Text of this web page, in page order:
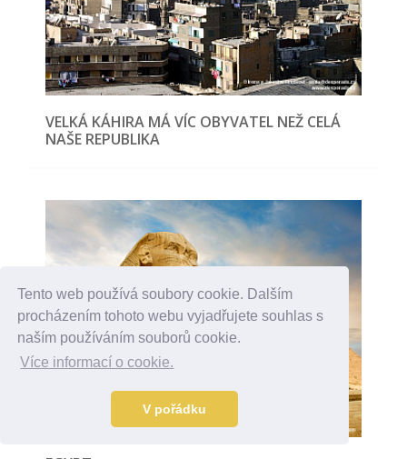
Tento web používá soubory cookie. Dalším
procházením tohoto webu vyjadřujete souhlas s
naším používáním souborů cookie.
Více informací o cookie.
V pořádku
VELKÁ KÁHIRA MÁ VÍC OBYVATEL NEŽ CELÁ
NAŠE REPUBLIKA